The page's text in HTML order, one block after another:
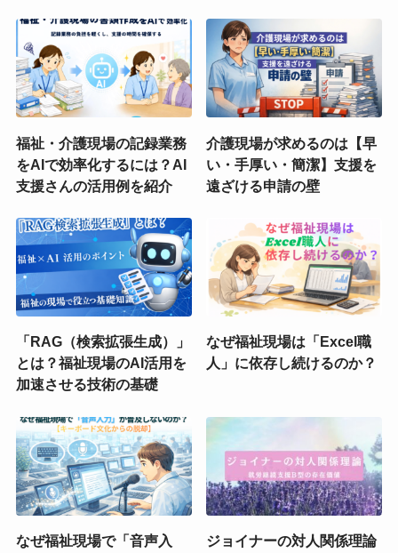
福祉・介護現場の記録業務
をAIで効率化するには？AI
支援さんの活用例を紹介
介護現場が求めるのは【早
い・手厚い・簡潔】支援を
遠ざける申請の壁
「RAG（検索拡張生成）」
とは？福祉現場のAI活用を
加速させる技術の基礎
なぜ福祉現場は「Excel職
人」に依存し続けるのか？
なぜ福祉現場で「音声入
ジョイナーの対人関係理論